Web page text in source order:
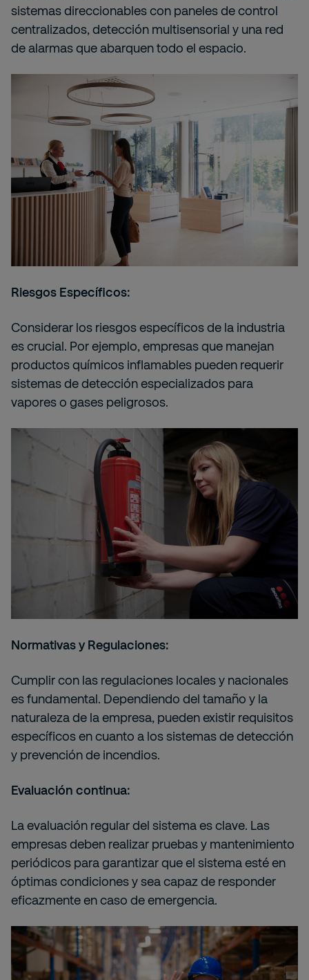
sistemas direccionables con paneles de control
centralizados, detección multisensorial y una red
de alarmas que abarquen todo el espacio.
Riesgos Específicos:
Considerar los riesgos específicos de la industria
es crucial. Por ejemplo, empresas que manejan
productos químicos inflamables pueden requerir
sistemas de detección especializados para
vapores o gases peligrosos.
Normativas y Regulaciones:
Cumplir con las regulaciones locales y nacionales
es fundamental. Dependiendo del tamaño y la
naturaleza de la empresa, pueden existir requisitos
específicos en cuanto a los sistemas de detección
y prevención de incendios.
Evaluación continua:
La evaluación regular del sistema es clave. Las
empresas deben realizar pruebas y mantenimiento
periódicos para garantizar que el sistema esté en
óptimas condiciones y sea capaz de responder
eficazmente en caso de emergencia.